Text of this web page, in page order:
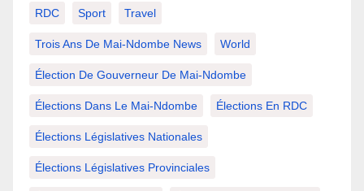
RDC Sport Travel
Trois Ans De Mai-Ndombe News World
Élection De Gouverneur De Mai-Ndombe
Élections Dans Le Mai-Ndombe Élections En RDC
Élections Législatives Nationales
Élections Législatives Provinciales